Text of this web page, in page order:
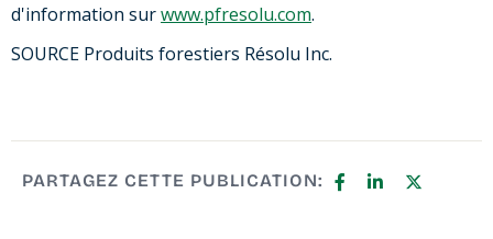
d'information surwww.pfresolu.com.
SOURCE Produits forestiers Résolu Inc.
PARTAGEZ CETTE PUBLICATION: